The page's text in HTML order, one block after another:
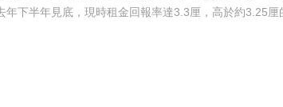
歷史高位。 丘卓文指出，住宅樓市自去年下半年見底，現時租金回報率達3.3厘，高